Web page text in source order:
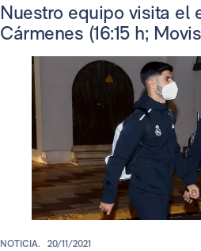
Nuestro equipo visita el
Cármenes (16:15 h;
NOTICIA. 20/11/2021